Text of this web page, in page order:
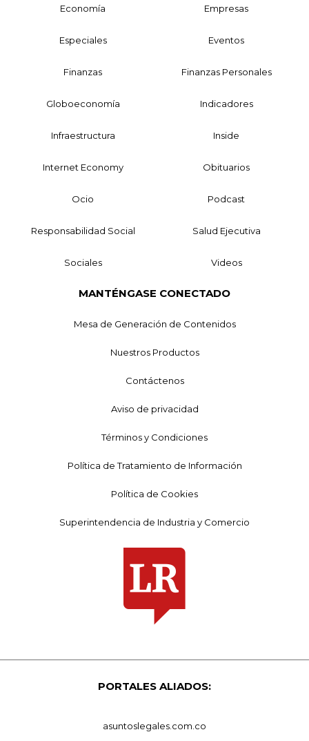
Economía Empresas
Especiales Eventos
Finanzas Finanzas Personales
Globoeconomía Indicadores
Infraestructura Inside
Internet Economy Obituarios
Ocio Podcast
Responsabilidad Social Salud Ejecutiva
Sociales Videos
MANTÉNGASE CONECTADO
Mesa de Generación de Contenidos
Nuestros Productos
Contáctenos
Aviso de privacidad
Términos y Condiciones
Política de Tratamiento de Información
Política de Cookies
Superintendencia de Industria y Comercio
PORTALES ALIADOS:
asuntoslegales.com.co